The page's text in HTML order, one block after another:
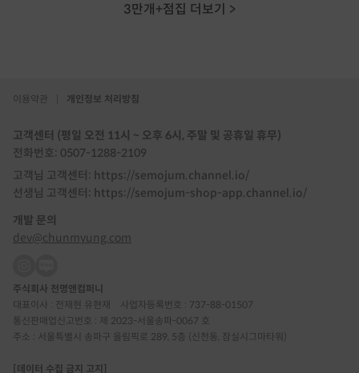
3만개+점집 더보기 >
이용약관 개인정보 처리방침
고객센터 (평일 오전 11시 ~ 오후 6시, 주말 및 공휴일 휴무)
전화번호: 0507-1288-2109
고객님 고객센터: https://semojum.channel.io/
선생님 고객센터: https://semojum-shop-app.channel.io/
개발 문의
dev@chunmyung.com
주식회사 천명앤컴퍼니
대표이사 : 전재현 유현재 사업자등록번호 : 737-88-01507
통신판매업신고번호 : 제 2023-서울송파-0067 호
주소 : 서울특별시 송파구 올림픽로 289, 5층 (신천동, 잠실시그마타워)
[데이터 수집 금지 고지]